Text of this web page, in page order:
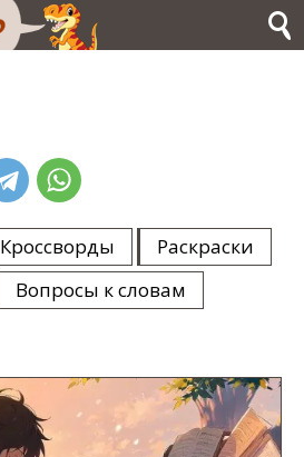
Кроссворды
Раскраски
Вопросы к словам